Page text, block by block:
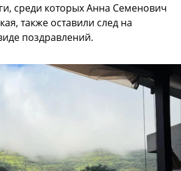
среди которых Анна Семенович
также оставили след на
поздравлений.